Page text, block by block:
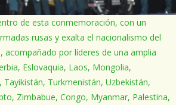
de esta conmemoración, con un
rusas y exalta el nacionalismo del
acompañado por líderes de una amplia
Eslovaquia, Laos, Mongolia,
Turkmenistán, Uzbekistán,
Zimbabue, Congo, Myanmar, Palestina,